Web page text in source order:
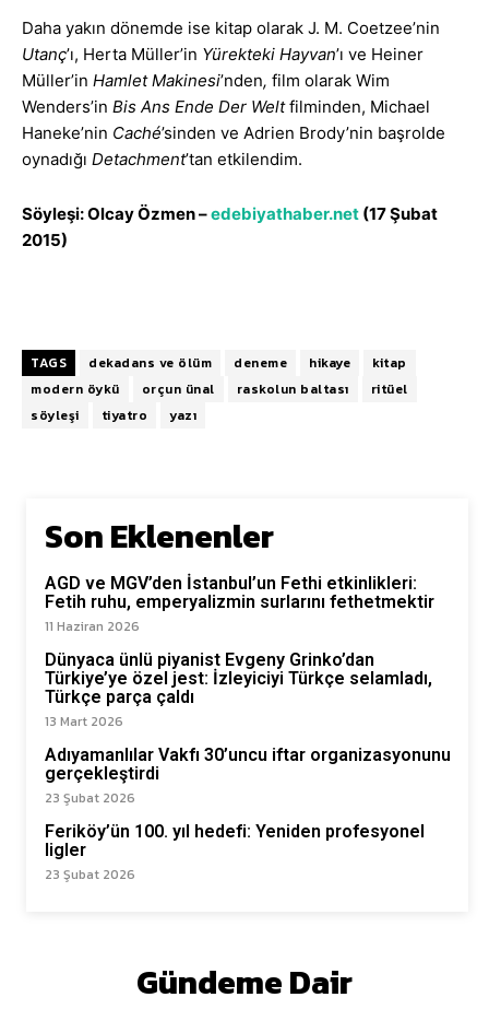
Daha yakın dönemde ise kitap olarak J. M. Coetzee’nin
Utanç’ı, Herta Müller’in Yürekteki Hayvan’ı ve Heiner
Müller’in Hamlet Makinesi’nden, film olarak Wim
Wenders’in Bis Ans Ende Der Weltfilminden, Michael
Haneke’nin Caché’sinden ve Adrien Brody’nin başrolde
oynadığı Detachment’tan etkilendim.
Söyleşi: Olcay Özmen –edebiyathaber.net (17 Şubat
2015)
TAGS dekadans ve ölüm deneme hikaye
kitap
modern öykü
orçun ünal raskolun baltası
ritüel
söyleşi
tiyatro yazı
Son Eklenenler
AGD ve MGV’den İstanbul’un Fethi etkinlikleri:
Fetih ruhu, emperyalizmin surlarını fethetmektir
11 Haziran 2026
Dünyaca ünlü piyanist Evgeny Grinko’dan
Türkiye’ye özel jest: İzleyiciyi Türkçe selamladı,
Türkçe parça çaldı
13 Mart 2026
Adıyamanlılar Vakfı 30’uncu iftar organizasyonunu
gerçekleştirdi
23 Şubat 2026
Feriköy’ün 100. yıl hedefi: Yeniden profesyonel
ligler
23 Şubat 2026
Gündeme Dair